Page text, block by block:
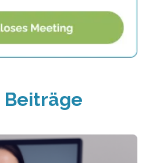
Beiträge